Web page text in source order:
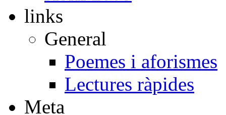
links
General
Poemes i aforismes
Lectures ràpides
Meta